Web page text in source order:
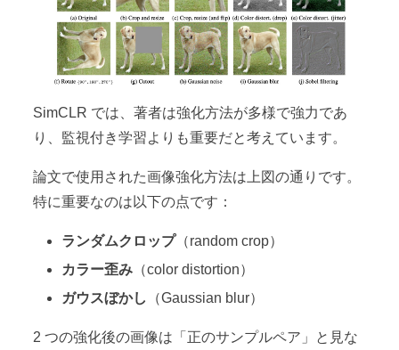
SimCLR では、著者は強化方法が多様で強力であ
り、監視付き学習よりも重要だと考えています。
論文で使用された画像強化方法は上図の通りです。
特に重要なのは以下の点です：
ランダムクロップ（random crop）
カラー歪み （color distortion）
ガウスぼかし
（Gaussian blur）
2 つの強化後の画像は「正のサンプルペア」と見な